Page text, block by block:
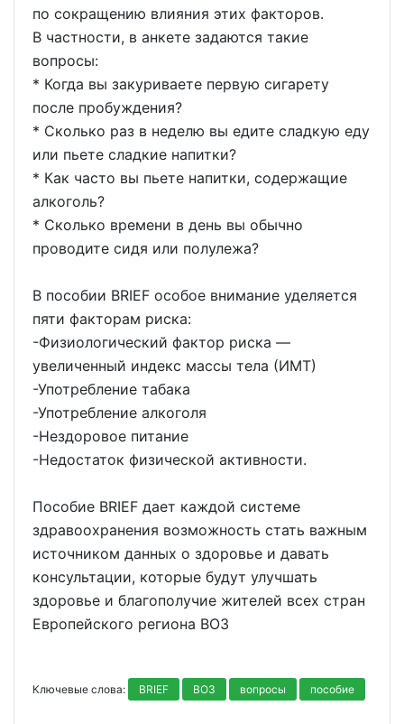
по сокращению влияния этих факторов.
В частности, в анкете задаются такие
вопросы:
* Когда вы закуриваете первую сигарету
после пробуждения?
* Сколько раз в неделю вы едите сладкую еду
или пьете сладкие напитки?
* Как часто вы пьете напитки, содержащие
алкоголь?
* Сколько времени в день вы обычно
проводите сидя или полулежа?
В пособии BRIEF особое внимание уделяется
пяти факторам риска:
-Физиологический фактор риска —
увеличенный индекс массы тела (ИМТ)
-Употребление табака
-Употребление алкоголя
-Нездоровое питание
-Недостаток физической активности.
Пособие BRIEF дает каждой системе
здравоохранения возможность стать важным
источником данных о здоровье и давать
консультации, которые будут улучшать
здоровье и благополучие жителей всех стран
Европейского региона ВОЗ
Ключевые слова: BRIEF ВОЗ вопросы пособие